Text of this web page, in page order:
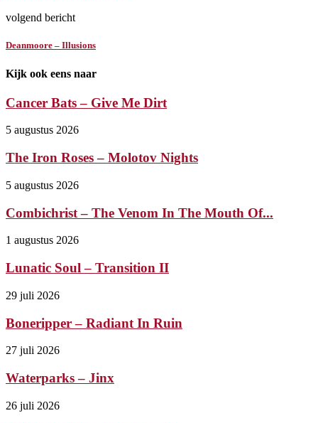
volgend bericht
Deanmoore – Illusions
Kijk ook eens naar
Cancer Bats – Give Me Dirt
5 augustus 2026
The Iron Roses – Molotov Nights
5 augustus 2026
Combichrist – The Venom In The Mouth Of...
1 augustus 2026
Lunatic Soul – Transition II
29 juli 2026
Boneripper – Radiant In Ruin
27 juli 2026
Waterparks – Jinx
26 juli 2026